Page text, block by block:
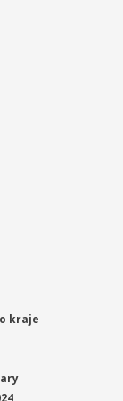
kraje